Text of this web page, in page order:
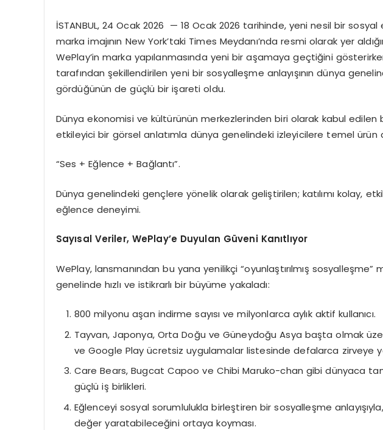
İSTANBUL, 24 Ocak 2026 — 18 Ocak 2026 tarihinde, yeni nesil bir
marka imajının New York’taki Times Meydanı’nda resmi olarak yer
WePlay’in marka yapılanmasında yeni bir aşamaya geçtiğini
tarafından şekillendirilen yeni bir sosyalleşme anlayışının dünya
gördüğünün de güçlü bir işareti oldu.
Dünya ekonomisi ve kültürünün merkezlerinden biri olarak kabul edilen
etkileyici bir görsel anlatımla dünya genelindeki izleyicilere temel ürün
“Ses + Eğlence + Bağlantı”.
Dünya genelindeki gençlere yönelik olarak geliştirilen; katılımı kolay,
eğlence deneyimi.
Sayısal Veriler, WePlay’e Duyulan Güveni Kanıtlıyor
WePlay, lansmanından bu yana yenilikçi “oyunlaştırılmış
genelinde hızlı ve istikrarlı bir büyüme yakaladı:
800 milyonu aşan indirme sayısı ve milyonlarca aylık aktif kullanıcı.
Tayvan, Japonya, Orta Doğu ve Güneydoğu Asya başta olmak
ve Google Play ücretsiz uygulamalar listesinde defalarca zirveye
Care Bears, Bugcat Capoo ve Chibi Maruko-chan gibi dünyaca
güçlü iş birlikleri.
Eğlenceyi sosyal sorumlulukla birleştiren bir sosyalleşme
değer yaratabileceğini ortaya koyması.